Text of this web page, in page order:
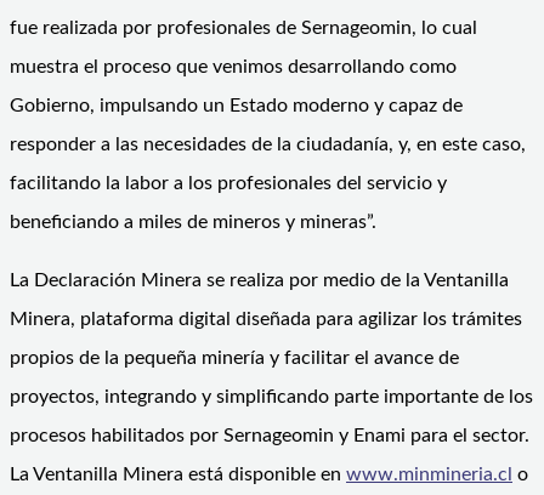
fue realizada por profesionales de Sernageomin, lo cual
muestra el proceso que venimos desarrollando como
Gobierno, impulsando un Estado moderno y capaz de
responder a las necesidades de la ciudadanía, y, en este caso,
facilitando la labor a los profesionales del servicio y
beneficiando a miles de mineros y mineras”.
La Declaración Minera se realiza por medio de la Ventanilla
Minera, plataforma digital diseñada para agilizar los trámites
propios de la pequeña minería y facilitar el avance de
proyectos, integrando y simplificando parte importante de los
procesos habilitados por Sernageomin y Enami para el sector.
La Ventanilla Minera está disponible en www.minmineria.cl o